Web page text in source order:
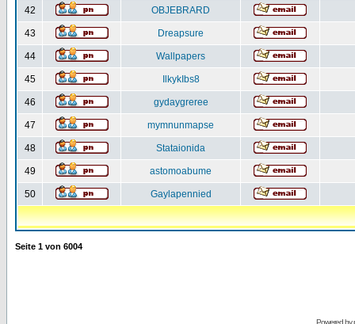
42 OBJEBRARD
43 Dreapsure
44 Wallpapers
45 IlkykIbs8
46 gydaygreree
47 mymnunmapse
48 Stataionida
49 astomoabume
50 Gaylapennied
Seite 1 von 6004
Powered by